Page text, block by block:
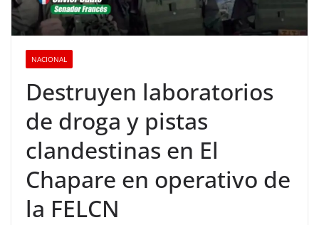
NACIONAL
Destruyen laboratorios
de droga y pistas
clandestinas en El
Chapare en operativo de
la FELCN